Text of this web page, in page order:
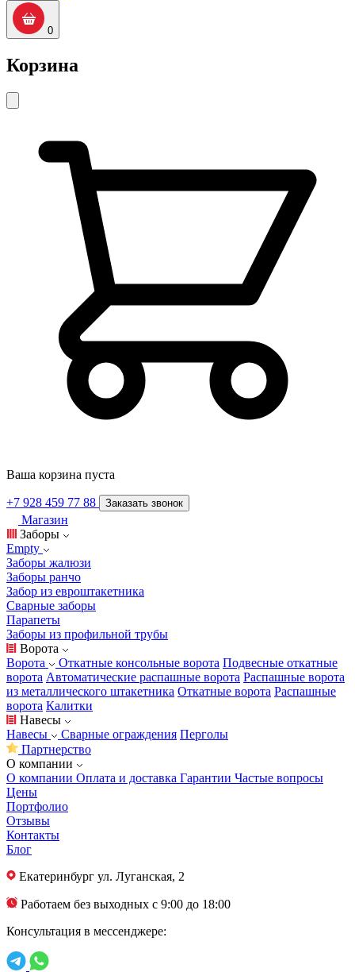
0
Корзина
Ваша корзина пуста
+7 928 459 77 88 Заказать звонок
Магазин
Заборы
Empty
Заборы жалюзи
Заборы ранчо
Забор из евроштакетника
Сварные заборы
Парапеты
Заборы из профильной трубы
Ворота
Ворота
Откатные консольные ворота Подвесные откатные
ворота Автоматические распашные ворота Распашные ворота
из металлического штакетника Откатные ворота Распашные
ворота Калитки
Навесы
Навесы
Сварные ограждения Перголы
Партнерство
О компании
О компании Оплата и доставка Гарантии Частые вопросы
Цены
Портфолио
Отзывы
Контакты
Блог
Екатеринбург ул. Луганская, 2
Работаем без выходных с 9:00 до 18:00
Консультация в мессенджере: